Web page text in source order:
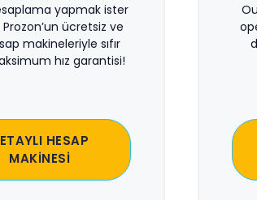
yapmak ister
ücretsiz ve
makineleriyle sıfır
hız garantisi!
HESAP
MAKİNESİ